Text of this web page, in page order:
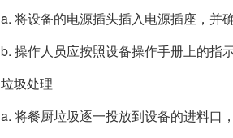
a. 将设备的电源插头插入电源插座，并
b. 操作人员应按照设备操作手册上的指
垃圾处理
a. 将餐厨垃圾逐一投放到设备的进料口